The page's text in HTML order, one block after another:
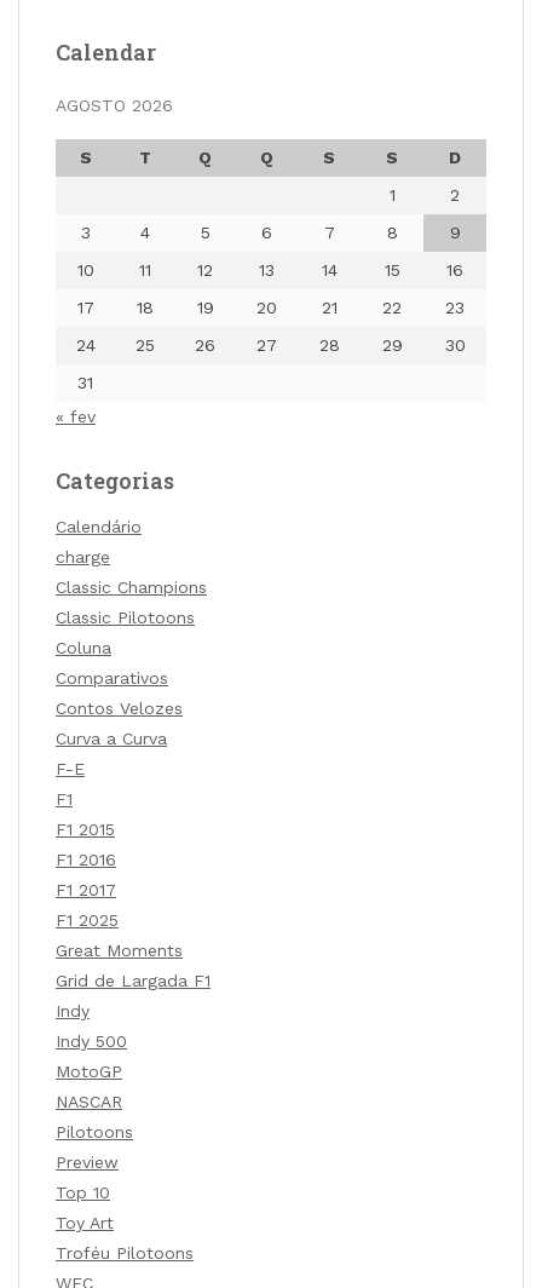
Calendar
AGOSTO 2026
S T Q Q S S
D
1
2
3
4 5 6 7 8
9
10
11 12 13 14 15
16
17
18 19 20 21 22
23
24
25 26 27 28 29
30
31
« fev
Categorias
Calendário
charge
Classic Champions
Classic Pilotoons
Coluna
Comparativos
Contos Velozes
Curva a Curva
F-E
F1
F1 2015
F1 2016
F1 2017
F1 2025
Great Moments
Grid de Largada F1
Indy
Indy 500
MotoGP
NASCAR
Pilotoons
Preview
Top 10
Toy Art
Troféu Pilotoons
WEC